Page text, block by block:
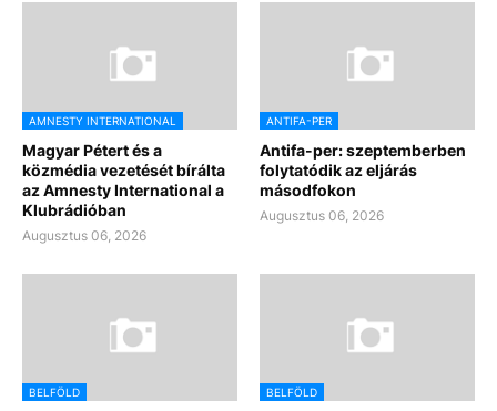
AMNESTY INTERNATIONAL
Magyar Pétert és a
közmédia vezetését bírálta
az Amnesty International a
Klubrádióban
Augusztus 06, 2026
ANTIFA-PER
Antifa-per: szeptemberben
folytatódik az eljárás
másodfokon
Augusztus 06, 2026
BELFÖLD BELFÖLD